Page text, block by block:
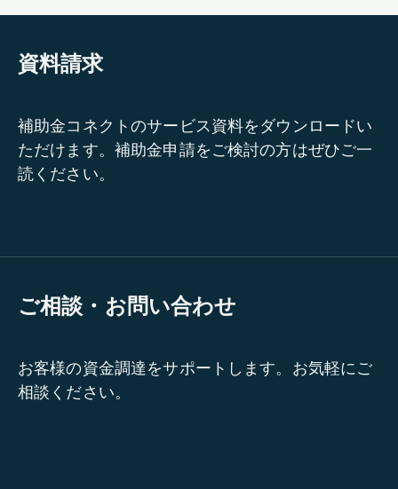
資料請求
補助金コネクトのサービス資料をダウンロードい
ただけます。補助金申請をご検討の方はぜひご一
読ください。
ご相談・お問い合わせ
お客様の資金調達をサポートします。お気軽にご
相談ください。